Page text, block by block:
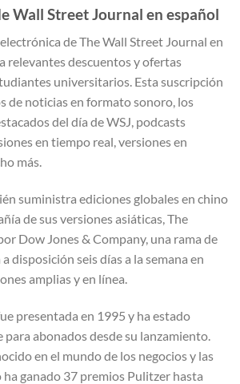
Wall Street Journal en español
de The Wall Street Journal en
relevantes descuentos y ofertas
universitarios. Esta suscripción
de noticias en formato sonoro, los
del día de WSJ, podcasts
en tiempo real, versiones en
más.
suministra ediciones globales en chino
de sus versiones asiáticas, The
Dow Jones & Company, una rama de
disposición seis días a la semana en
amplias y en línea.
presentada en 1995 y ha estado
para abonados desde su lanzamiento.
en el mundo de los negocios y las
ganado 37 premios Pulitzer hasta